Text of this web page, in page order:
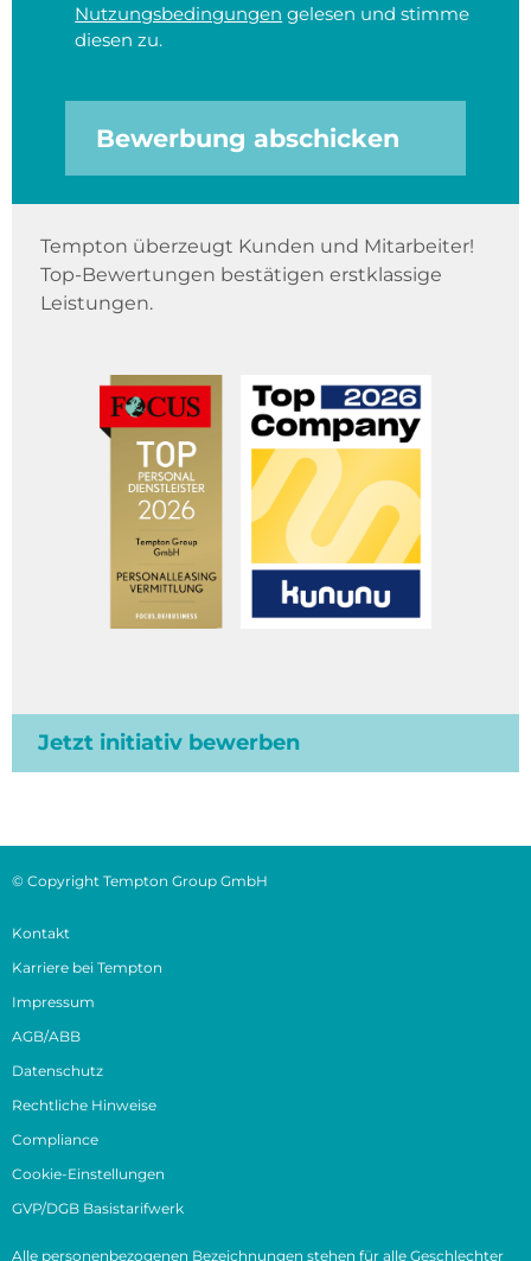
Nutzungsbedingungen gelesen und stimme
diesen zu.
Bewerbung abschicken
Tempton überzeugt Kunden und Mitarbeiter!
Top-Bewertungen bestätigen erstklassige
Leistungen.
Jetzt initiativ bewerben
© Copyright Tempton Group GmbH
Kontakt
Karriere bei Tempton
Impressum
AGB/ABB
Datenschutz
Rechtliche Hinweise
Compliance
Cookie-Einstellungen
GVP/DGB Basistarifwerk
Alle personenbezogenen Bezeichnungen stehen für alle Geschlechter